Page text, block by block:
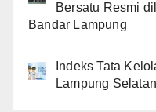
Bersatu Resmi
Bandar Lampung
Indeks Tata
Lampung